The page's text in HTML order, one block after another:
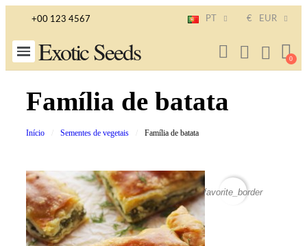
+00 123 4567 PT € EUR
Exotic Seeds
Família de batata
Início Sementes de vegetais Família de batata
favorite_border